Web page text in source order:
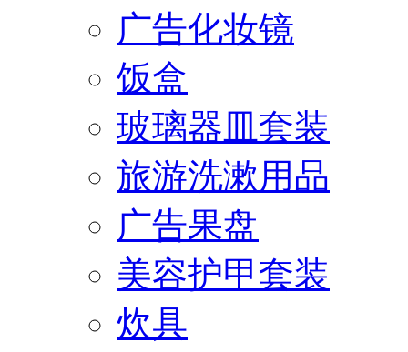
广告化妆镜
饭盒
玻璃器皿套装
旅游洗漱用品
广告果盘
美容护甲套装
炊具